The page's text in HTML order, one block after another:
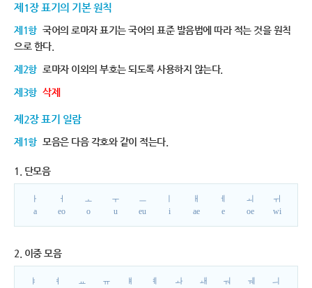
제1장 표기의 기본 원칙
제1항 국어의 로마자 표기는 국어의 표준 발음법에 따라 적는 것을 원칙
으로 한다.
제2항 로마자 이외의 부호는 되도록 사용하지 않는다.
제3항 삭제
제2장 표기 일람
제1항 모음은 다음 각호와 같이 적는다.
1. 단모음
ㅏ
a
ㅓ
eo
ㅗ
o
ㅜ
u
ㅡ
eu
i
ㅐ
ae
ㅔ
e
ㅚ
oe
ㅟ
wi
2. 이중 모음
ㅑ
ㅕ
ㅛ
ㅠ
ㅒ
ㅖ
ㅘ
ㅙ
ㅝ
ㅞ
ㅢ